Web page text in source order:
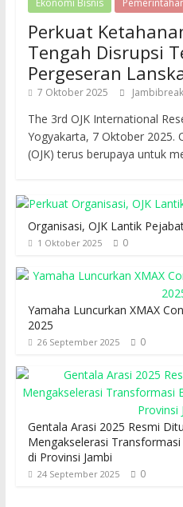
Ekonomi Bisnis
Perkuat
Tengah Disrupsi
Pergeseran
7 Oktober 2025
The 3rd OJK International
Yogyakarta, 7 Oktober 2025.
(OJK) terus berupaya untuk
Organisasi, OJK Lantik
1 Oktober 2025 0
Yamaha Luncurkan XMAX
2025
26 September 2025 0
Gentala Arasi 2025 Resmi
Mengakselerasi
di Provinsi Jambi
24 September 2025 0